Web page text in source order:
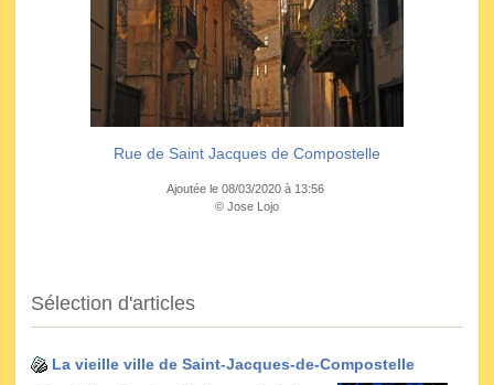
Rue de Saint Jacques de Compostelle
Ajoutée le 08/03/2020 à 13:56
© Jose Lojo
Sélection d'articles
La vieille ville de Saint-Jacques-de-Compostelle